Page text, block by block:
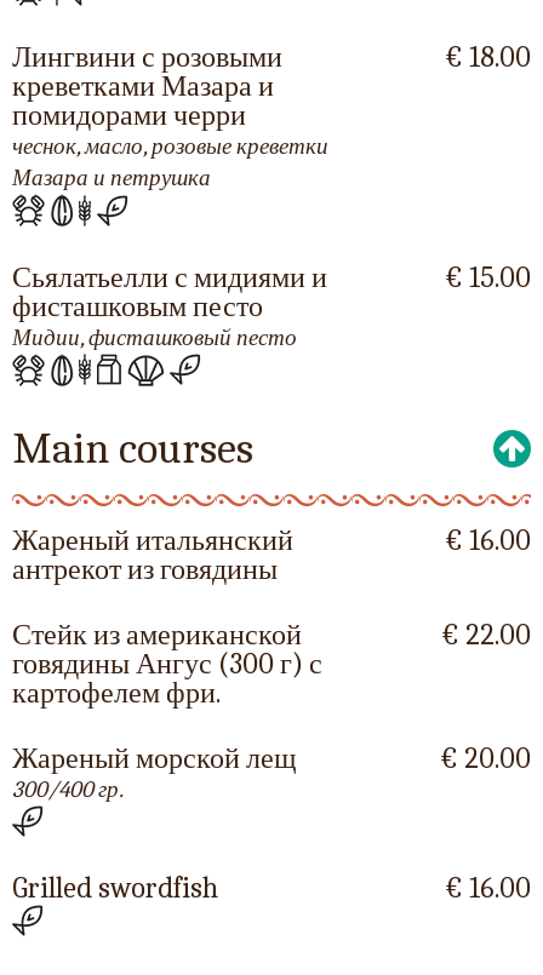
Лингвини с розовыми
креветками Мазара и
помидорами черри
чеснок, масло, розовые креветки
Мазара и петрушка
€ 18.00
Сьялатьелли с мидиями и
фисташковым песто
Мидии, фисташковый песто
€ 15.00
Main courses
Жареный итальянский
антрекот из говядины
€ 16.00
Стейк из американской
говядины Ангус (300 г) с
картофелем фри.
€ 22.00
Жареный морской лещ
300/400 гр.
€ 20.00
Grilled swordfish € 16.00